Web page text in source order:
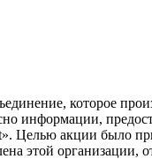
которое
информации,
Целью акции было
этой организации,